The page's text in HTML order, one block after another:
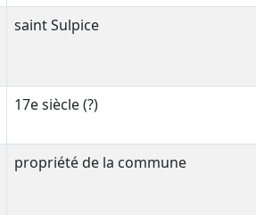
saint Sulpice
17e siècle (?)
propriété de la commune